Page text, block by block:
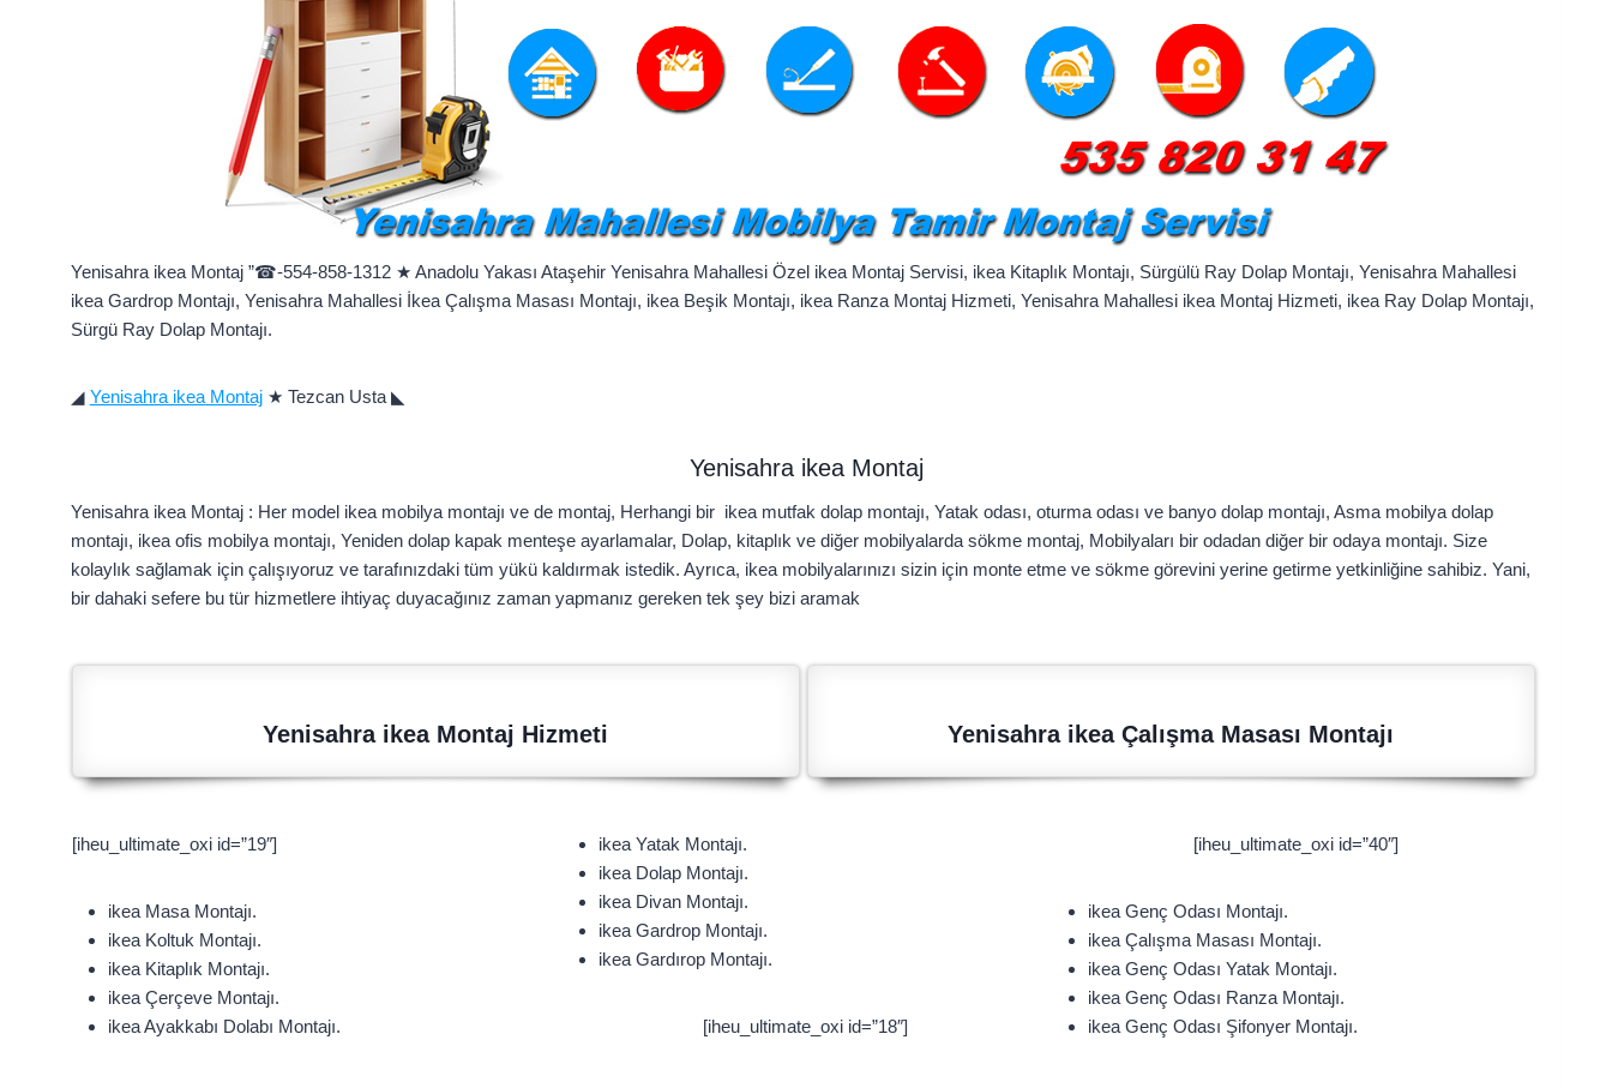
Yenisahra ikea Montaj ”☎-554-858-1312 ★ Anadolu Yakası Ataşehir Yenisahra Mahallesi Özel ikea Montaj Servisi, ikea Kitaplık Montajı, Sürgülü Ray Dolap Montajı, Yenisahra Mahallesi
ikea Gardrop Montajı, Yenisahra Mahallesi İkea Çalışma Masası Montajı, ikea Beşik Montajı, ikea Ranza Montaj Hizmeti, Yenisahra Mahallesi ikea Montaj Hizmeti, ikea Ray Dolap Montajı,
Sürgü Ray Dolap Montajı.
◢ Yenisahra ikea Montaj★ Tezcan Usta ◣
Yenisahra ikea Montaj
Yenisahra ikea Montaj : Her model ikea mobilya montajı ve de montaj, Herhangi bir ikea mutfak dolap montajı, Yatak odası, oturma odası ve banyo dolap montajı, Asma mobilya dolap
montajı, ikea ofis mobilya montajı, Yeniden dolap kapak menteşe ayarlamalar, Dolap, kitaplık ve diğer mobilyalarda sökme montaj, Mobilyaları bir odadan diğer bir odaya montajı. Size
kolaylık sağlamak için çalışıyoruz ve tarafınızdaki tüm yükü kaldırmak istedik. Ayrıca, ikea mobilyalarınızı sizin için monte etme ve sökme görevini yerine getirme yetkinliğine sahibiz. Yani,
bir dahaki sefere bu tür hizmetlere ihtiyaç duyacağınız zaman yapmanız gereken tek şey bizi aramak
Yenisahra ikea Montaj Hizmeti Yenisahra ikea Çalışma Masası Montajı
[iheu_ultimate_oxi id=”19″]
ikea Masa Montajı.
ikea Koltuk Montajı.
ikea Kitaplık Montajı.
ikea Çerçeve Montajı.
ikea Ayakkabı Dolabı Montajı.
ikea Yatak Montajı.
ikea Dolap Montajı.
ikea Divan Montajı.
ikea Gardrop Montajı.
ikea Gardırop Montajı.
[iheu_ultimate_oxi id=”18″]
[iheu_ultimate_oxi id=”40″]
ikea Genç Odası Montajı.
ikea Çalışma Masası Montajı.
ikea Genç Odası Yatak Montajı.
ikea Genç Odası Ranza Montajı.
ikea Genç Odası Şifonyer Montajı.